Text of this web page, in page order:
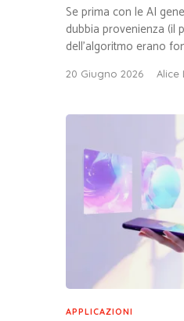
Se prima con le AI
dubbia provenienza (il
dell’algoritmo erano
20 Giugno 2026 Alice
APPLICAZIONI